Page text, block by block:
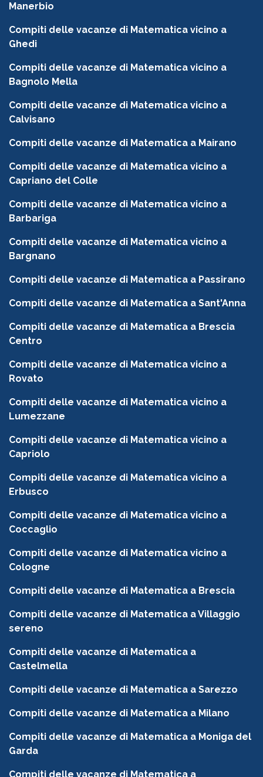
Manerbio
Compiti delle vacanze di Matematica vicino a
Ghedi
Compiti delle vacanze di Matematica vicino a
Bagnolo Mella
Compiti delle vacanze di Matematica vicino a
Calvisano
Compiti delle vacanze di Matematica a Mairano
Compiti delle vacanze di Matematica vicino a
Capriano del Colle
Compiti delle vacanze di Matematica vicino a
Barbariga
Compiti delle vacanze di Matematica vicino a
Bargnano
Compiti delle vacanze di Matematica a Passirano
Compiti delle vacanze di Matematica a Sant'Anna
Compiti delle vacanze di Matematica a Brescia
Centro
Compiti delle vacanze di Matematica vicino a
Rovato
Compiti delle vacanze di Matematica vicino a
Lumezzane
Compiti delle vacanze di Matematica vicino a
Capriolo
Compiti delle vacanze di Matematica vicino a
Erbusco
Compiti delle vacanze di Matematica vicino a
Coccaglio
Compiti delle vacanze di Matematica vicino a
Cologne
Compiti delle vacanze di Matematica a Brescia
Compiti delle vacanze di Matematica a Villaggio
sereno
Compiti delle vacanze di Matematica a
Castelmella
Compiti delle vacanze di Matematica a Sarezzo
Compiti delle vacanze di Matematica a Milano
Compiti delle vacanze di Matematica a Moniga del
Garda
Compiti delle vacanze di Matematica a